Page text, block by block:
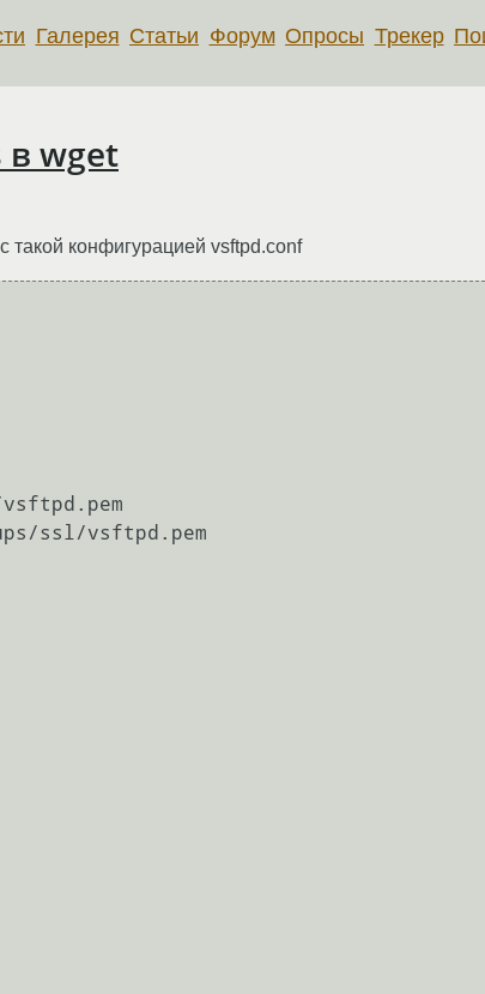
Галерея Статьи Форум Опросы Трекер
в wget
такой конфигурацией vsftpd.conf
ssl/vsftpd.pem